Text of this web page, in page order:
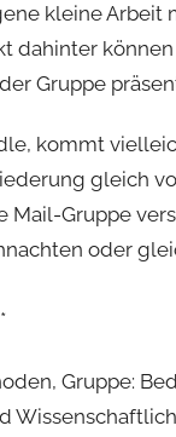
kleine Arbeit
dahinter
Gruppe
kommt
gleich
Mail-Gruppe
oder
Gruppe: